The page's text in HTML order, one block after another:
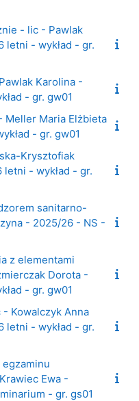
- lic - Pawlak
letni - wykład - gr.
Karolina -
- gr. gw01
Maria Elżbieta
- gr. gw01
Krysztofiak
- wykład - gr.
sanitarno-
- 2025/26 - NS -
z elementami
Dorota -
- gr. gw01
Kowalczyk Anna
letni - wykład - gr.
Ewa -
- gr. gs01